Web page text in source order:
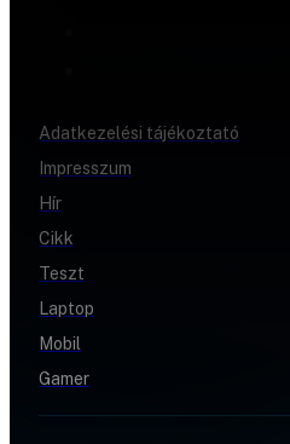
Adatkezelési tájékoztató
Impresszum
Hír
Cikk
Teszt
Laptop
Mobil
Gamer